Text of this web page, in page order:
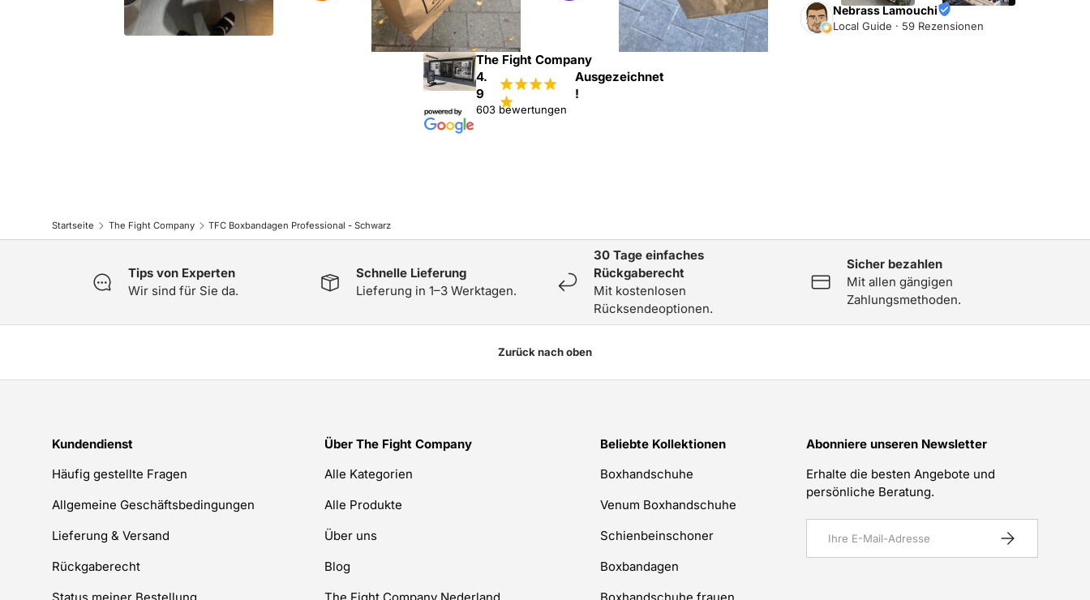
u
s
Nebrass Lamouchi
Local Guide · 59 Rezensionen
The Fight Company
4.
9
¡¡¡¡
¡
Ausgezeichnet
!
603 bewertungen
Startseite The Fight Company TFC Boxbandagen Professional - Schwarz
Tips von Experten
Wir sind für Sie da.
Schnelle Lieferung
Lieferung in 1–3 Werktagen.
30 Tage einfaches
Rückgaberecht
Mit kostenlosen
Rücksendeoptionen.
Sicher bezahlen
Mit allen gängigen
Zahlungsmethoden.
Zurück nach oben
Kundendienst
Häufig gestellte Fragen
Allgemeine Geschäftsbedingungen
Lieferung & Versand
Rückgaberecht
Über The Fight Company
Alle Kategorien
Alle Produkte
Über uns
Blog
Beliebte Kollektionen
Boxhandschuhe
Venum Boxhandschuhe
Schienbeinschoner
Boxbandagen
Abonniere unseren Newsletter
Erhalte die besten Angebote und
persönliche Beratung.
Abonnieren